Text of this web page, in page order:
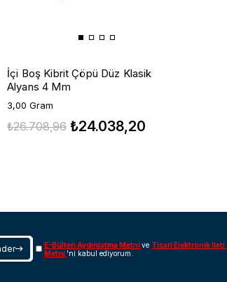
İçi Boş Kibrit Çöpü Düz Klasik
Alyans 4 Mm
3,00 Gram
₺24.038,20
₺26.708,96
E-Bülten Aydınlatma Metnive Ticari Elektronik İleti
Metni 'ni kabul ediyorum.